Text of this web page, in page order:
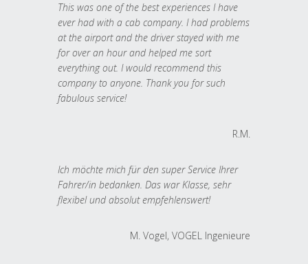
This was one of the best experiences I have
ever had with a cab company. I had problems
at the airport and the driver stayed with me
for over an hour and helped me sort
everything out. I would recommend this
company to anyone. Thank you for such
fabulous service!
R.M.
Ich möchte mich für den super Service Ihrer
Fahrer/in bedanken. Das war Klasse, sehr
flexibel und absolut empfehlenswert!
M. Vogel, VOGEL Ingenieure